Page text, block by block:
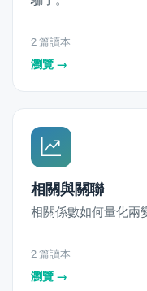
2 篇讀本
瀏覽 →
相關與關聯
相關係數如何量化兩
2 篇讀本
瀏覽 →